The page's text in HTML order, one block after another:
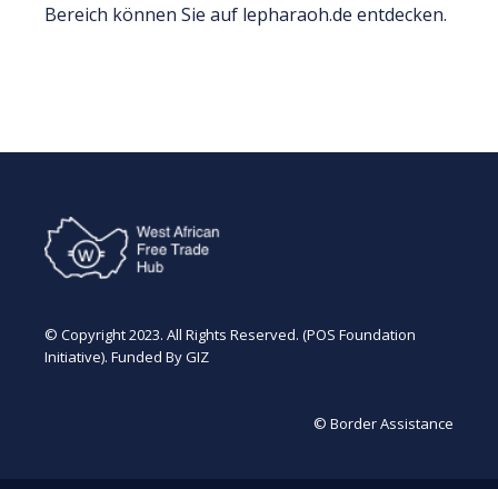
Bereich können Sie auf lepharaoh.de entdecken.
© Copyright 2023. All Rights Reserved. (POS Foundation
Initiative). Funded By GIZ
© Border Assistance